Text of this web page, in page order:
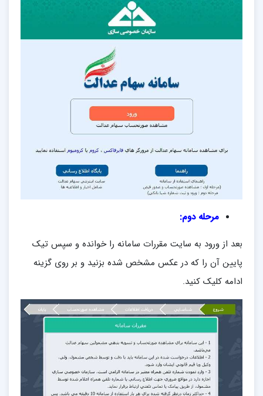
مرحله دوم:
بعد از ورود به سایت مقررات سامانه را خوانده و سپس تیک
پایین آن را که در عکس مشخص شده بزنید و بر روی گزینه
ادامه کلیک کنید.